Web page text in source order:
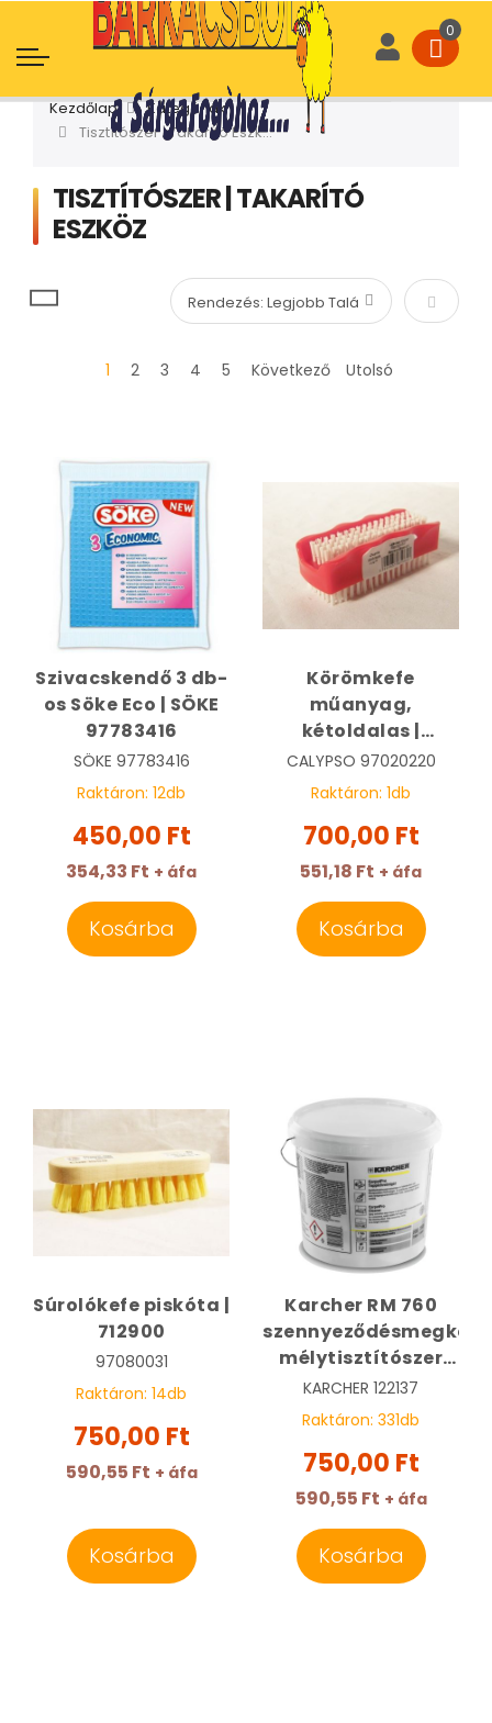
Kezdőlap
Kategóriák
Tisztítószer | Takarító Eszköz
TISZTÍTÓSZER | TAKARÍTÓ
ESZKÖZ
1 2 3 4 5 Következő Utolsó
Szivacskendő 3 db-
os Söke Eco | SÖKE
97783416
SÖKE 97783416
Raktáron: 12db
450,00 Ft
354,33 Ft + áfa
Kosárba
Körömkefe
műanyag,
kétoldalas |
CALYPSO 97020220
CALYPSO 97020220
Raktáron: 1db
700,00 Ft
551,18 Ft + áfa
Kosárba
Súrolókefe piskóta |
712900
97080031
Raktáron: 14db
750,00 Ft
590,55 Ft + áfa
Kosárba
Karcher RM 760
szennyeződésmegkötő
mélytisztítószer
tabletta | KARCHER
6.295-856.0
KARCHER 122137
Raktáron: 331db
750,00 Ft
590,55 Ft + áfa
Kosárba